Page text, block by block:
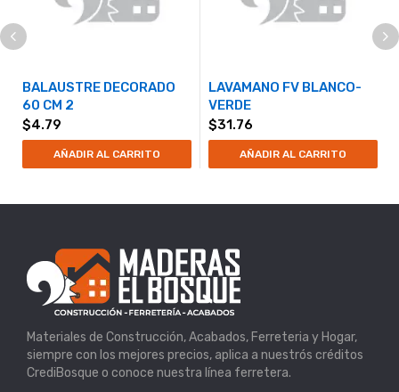
BALAUSTRE DECORADO
60 CM 2
$4.79
AÑADIR AL CARRITO
LAVAMANO FV BLANCO-
VERDE
$31.76
AÑADIR AL CARRITO
Materiales de Construcción, Acabados, Ferreteria y Hogar,
siempre con los mejores precios, aplica a nuestrós créditos
CrediBosque o conoce nuestra línea ferretera.